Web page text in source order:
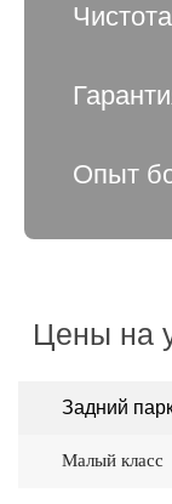
Опыт
Цены на
Задний
Малый класс